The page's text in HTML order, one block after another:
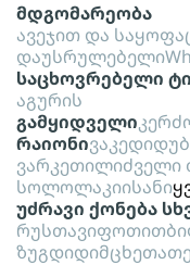
მდგომარეობა
ავეჯით და
დაუსრულებელი
საცხოვრებელი
აგურის
გამყიდველი
რაიონივაკე
ვარკეთილიძველი
სოლოლაკიისანი
უძრავი ქონება
რუსთავიფოთი
ზუგდიდიმცხეთა